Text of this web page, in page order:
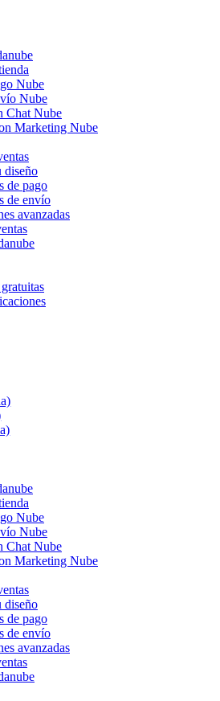
Nube
Nube
Chat Nube
Marketing Nube
diseño
de pago
de envío
avanzadas
Nube
Nube
Chat Nube
Marketing Nube
diseño
de pago
de envío
avanzadas